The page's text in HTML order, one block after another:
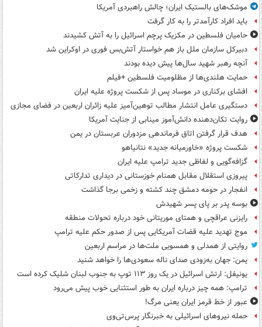
موشک‌های بالستیک ایران؛ چالش راهبردی آمریکا
باید افراد کارآمدتر را به کار گرفت
حامیان فلسطین در مکزیک پرچم اسرائیل را به آتش کشیدند
دبیرکل سازمان ملل باز هم خواستار آتش‌بس فوری در اوکراین شد
آنچه رهبر شهید سال‌ها پیش دیده بودند
حمایت هلندی‌ها از مظلومیت فلسطین +فیلم
افشای برکناری در موساد پس از شکست پروژه علیه ایران
دستگیری عامل انتشار مطالب توهین‌آمیز علیه زائران اربعین در فضای مجازی
روایت تکان‌دهنده دانش‌آموز مینابی از جنایت آمریکا
هدف قرار گرفتن اتاق‌ فرماندهی مزدوران عربستان در یمن
شکست پروژه «خاورمیانه جدید» نتانیاهو
گزافه‌گویی و لفاظی جدید ترامپ علیه ایران
پیروزی استقلال مقابل همنام خوزستانی در دیداری تدارکاتی
انفجار در حومه دمشق چند کشته و زخمی برجا گذاشت
بوسه‌ پدر بر پای پسر شهیدش
رایزنی عراقچی و همتای موریتانی خود درباره تحولات منطقه
موج تهدید علیه قضات آمریکایی پس از صدور حکم علیه ترامپ
روایتی از همدلی و همسویی ملت‌ها در مراسم اربعین
یمن: جهان به‌زودی صدای ناله سعودی‌ها را خواهد شنید
یونیفل: ارتش اسرائیل در یک روز ۱۱۳ توپ به جنوب لبنان شلیک کرده است
ترامپ: همه چیز درباره ایران به طور استثنایی خوب پیش می‌رود
عبور از خط قرمز ایران یعنی مرگ!
حمله نیروهای اسرائیلی به خبرنگار پرس‌تی‌وی